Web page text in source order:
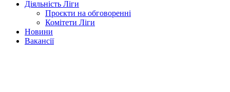
Діяльність Ліги
Проєкти на обговоренні
Комітети Ліги
Новини
Вакансії